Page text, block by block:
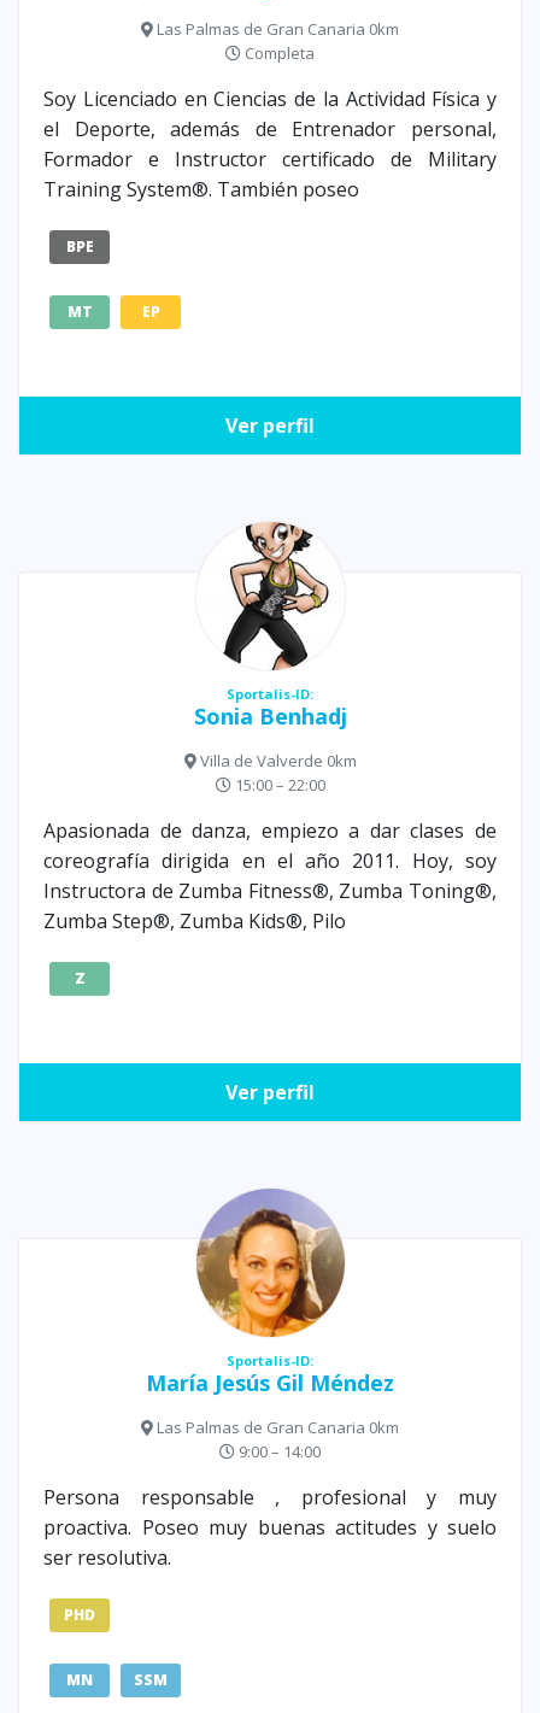
Las Palmas de Gran Canaria 0km
Completa
Soy Licenciado en Ciencias de la Actividad Física y
el Deporte, además de Entrenador personal,
Formador e Instructor certificado de Military
Training System®. También poseo
BPE
MT EP
Ver perfil
Sportalis-ID:
Sonia Benhadj
Villa de Valverde 0km
15:00 – 22:00
Apasionada de danza, empiezo a dar clases de
coreografía dirigida en el año 2011. Hoy, soy
Instructora de Zumba Fitness®, Zumba Toning®,
Zumba Step®, Zumba Kids®, Pilo
Z
Ver perfil
Sportalis-ID:
María Jesús Gil Méndez
Las Palmas de Gran Canaria 0km
9:00 – 14:00
Persona responsable , profesional y muy
proactiva. Poseo muy buenas actitudes y suelo
ser resolutiva.
PHD
MN SSM